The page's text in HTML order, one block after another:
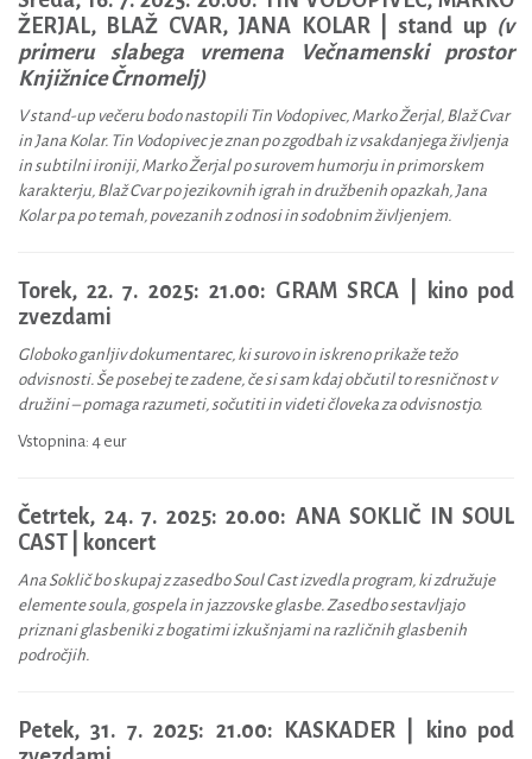
ŽERJAL, BLAŽ CVAR, JANA KOLAR | stand up (v
primeru slabega vremena Večnamenski prostor
Knjižnice Črnomelj)
V stand-up večeru bodo nastopili Tin Vodopivec, Marko Žerjal, Blaž Cvar
in Jana Kolar. Tin Vodopivec je znan po zgodbah iz vsakdanjega življenja
in subtilni ironiji, Marko Žerjal po surovem humorju in primorskem
karakterju, Blaž Cvar po jezikovnih igrah in družbenih opazkah, Jana
Kolar pa po temah, povezanih z odnosi in sodobnim življenjem.
Torek, 22. 7. 2025: 21.00: GRAM SRCA | kino pod
zvezdami
Globoko ganljiv dokumentarec, ki surovo in iskreno prikaže težo
odvisnosti. Še posebej te zadene, če si sam kdaj občutil to resničnost v
družini – pomaga razumeti, sočutiti in videti človeka za odvisnostjo.
Vstopnina: 4 eur
Četrtek, 24. 7. 2025: 20.00: ANA SOKLIČ IN SOUL
CAST | koncert
Ana Soklič bo skupaj z zasedbo Soul Cast izvedla program, ki združuje
elemente soula, gospela in jazzovske glasbe. Zasedbo sestavljajo
priznani glasbeniki z bogatimi izkušnjami na različnih glasbenih
področjih.
Petek, 31. 7. 2025: 21.00:
KASKADER | kino pod